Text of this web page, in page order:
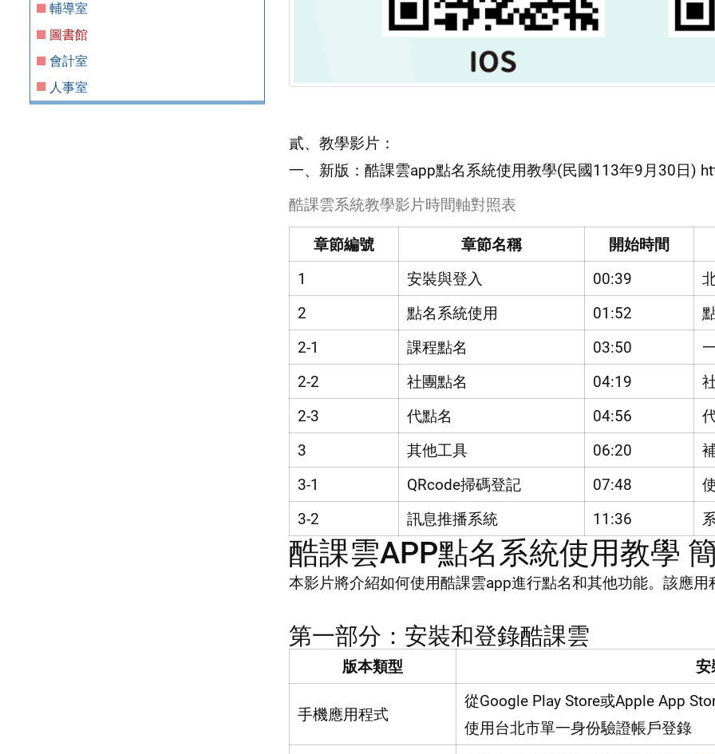
輔導室
圖書館
會計室
人事室
貳、教學影片：
一、新版：酷課雲app點名系統使用教學(民國113年9月30日)
酷課雲系統教學影片時間軸對照表
章節編號 章節名稱
開始時間
1
安裝與登入 00:39
2
點名系統使用 01:52
2-1
課程點名 03:50
2-2
社團點名 04:19
2-3
代點名 04:56
3
其他工具 06:20
3-1
QRcode掃碼登記 07:48
3-2
訊息推播系統 11:36
酷課雲APP點名系統使用教學
本影片將介紹如何使用酷課雲app進行點名和其他功能。該應
第一部分：安裝和登錄酷課雲
版本類型 安
手機應用程式
從Google Play Store或Apple App
使用台北市單一身份驗證帳戶登錄